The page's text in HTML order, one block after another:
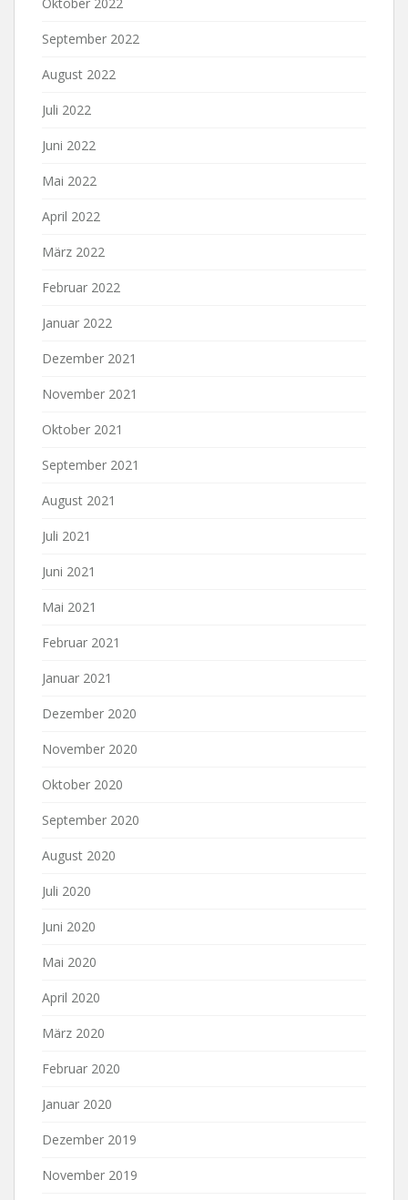
September 2022
August 2022
Juli 2022
Juni 2022
Mai 2022
April 2022
März 2022
Februar 2022
Januar 2022
Dezember 2021
November 2021
Oktober 2021
September 2021
August 2021
Juli 2021
Juni 2021
Mai 2021
Februar 2021
Januar 2021
Dezember 2020
November 2020
Oktober 2020
September 2020
August 2020
Juli 2020
Juni 2020
Mai 2020
April 2020
März 2020
Februar 2020
Januar 2020
Dezember 2019
November 2019